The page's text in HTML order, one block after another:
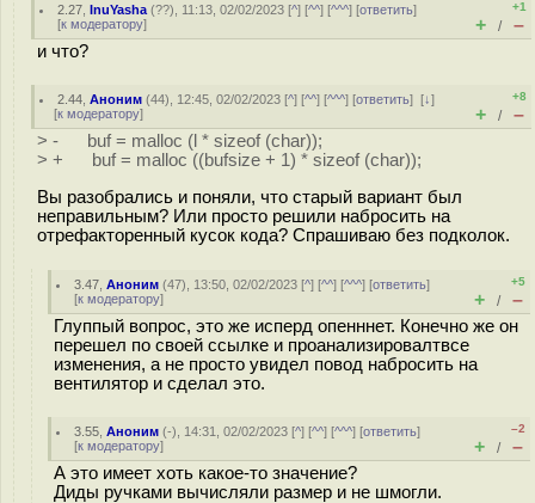
2.27 ,InuYasha (??), 11:13, 02/02/2023 [^] [^^] [^^^] [ответить]
[к модератору]
+1
+ / –
и что?
2.44 ,Аноним (44), 12:45, 02/02/2023 [^] [^^] [^^^] [ответить][↓]
[к модератору]
+8
+ / –
> - buf = malloc (l * sizeof (char));
> + buf = malloc ((bufsize + 1) * sizeof (char));
Вы разобрались и поняли, что старый вариант был
неправильным? Или просто решили набросить на
отрефакторенный кусок кода? Спрашиваю без подколок.
3.47 ,Аноним (47), 13:50, 02/02/2023 [^] [^^] [^^^] [ответить]
[к модератору]
+5
+ / –
Глуппый вопрос, это же исперд опенннет. Конечно же он
перешел по своей ссылке и проанализировалтвсе
изменения, а не просто увидел повод набросить на
вентилятор и сделал это.
3.55 ,Аноним (-), 14:31, 02/02/2023 [^] [^^] [^^^] [ответить]
[к модератору]
–2
+ / –
А это имеет хоть какое-то значение?
Диды ручками вычисляли размер и не шмогли.